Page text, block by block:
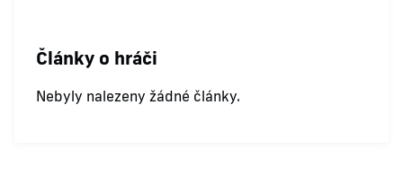
Články o hráči
Nebyly nalezeny žádné články.